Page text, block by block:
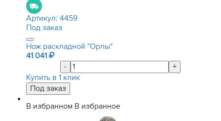
Артикул: 4459
Под заказ
Нож раскладной "Орлы"
41 041
-
+
Купить в 1 клик
В избранном В избранное